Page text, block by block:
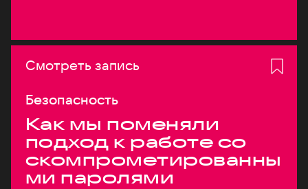
Смотреть запись
Безопасность
Как мы поменяли
подход к работе со
скомпрометированны
ми паролями